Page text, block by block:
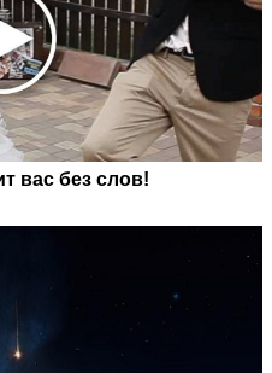
вас без слов!